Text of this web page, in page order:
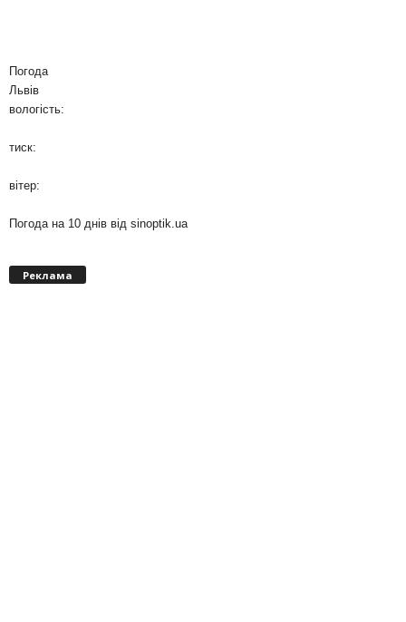
Погода
Львів
вологість:
тиск:
вітер:
Погода на 10 днів від sinoptik.ua
Реклама